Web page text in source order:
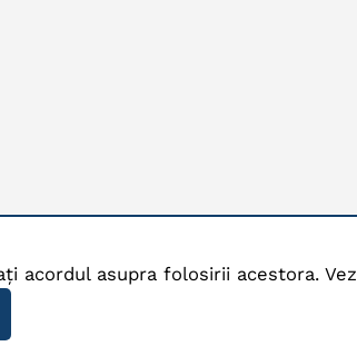
acordul asupra folosirii acestora.